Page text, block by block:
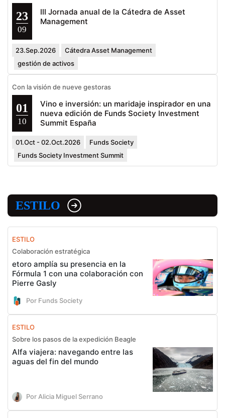
23
09
III Jornada anual de la Cátedra de Asset
Management
23.Sep.2026
Cátedra Asset Management
gestión de activos
Con la visión de nueve gestoras
01
10
Vino e inversión: un maridaje inspirador en una
nueva edición de Funds Society Investment
Summit España
01.Oct - 02.Oct.2026
Funds Society
Funds Society Investment Summit
ESTILO
ESTILO
Colaboración estratégica
etoro amplía su presencia en la
Fórmula 1 con una colaboración con
Pierre Gasly
Por Funds Society
ESTILO
Sobre los pasos de la expedición Beagle
Alfa viajera: navegando entre las
aguas del fin del mundo
Por Alicia Miguel Serrano